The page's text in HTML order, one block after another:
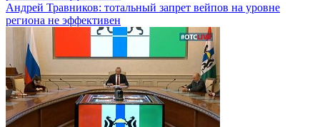
Андрей Травников: тотальный запрет вейпов на уровне
региона не эффективен